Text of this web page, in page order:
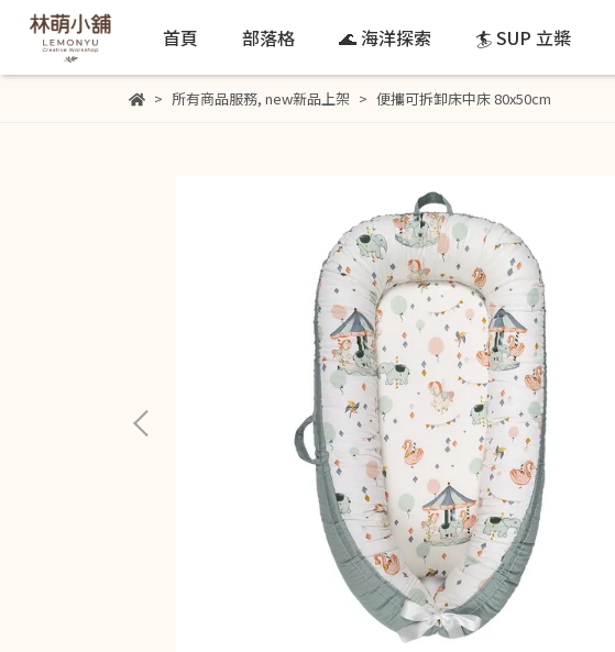
首頁 部落格 🌊 海洋探索 🏄 SUP 立槳
所有商品服務, new新品上架 便攜可拆卸床中床 80x50cm